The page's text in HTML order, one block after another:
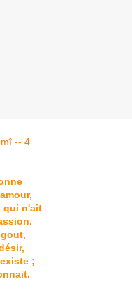
qui n'ait
;